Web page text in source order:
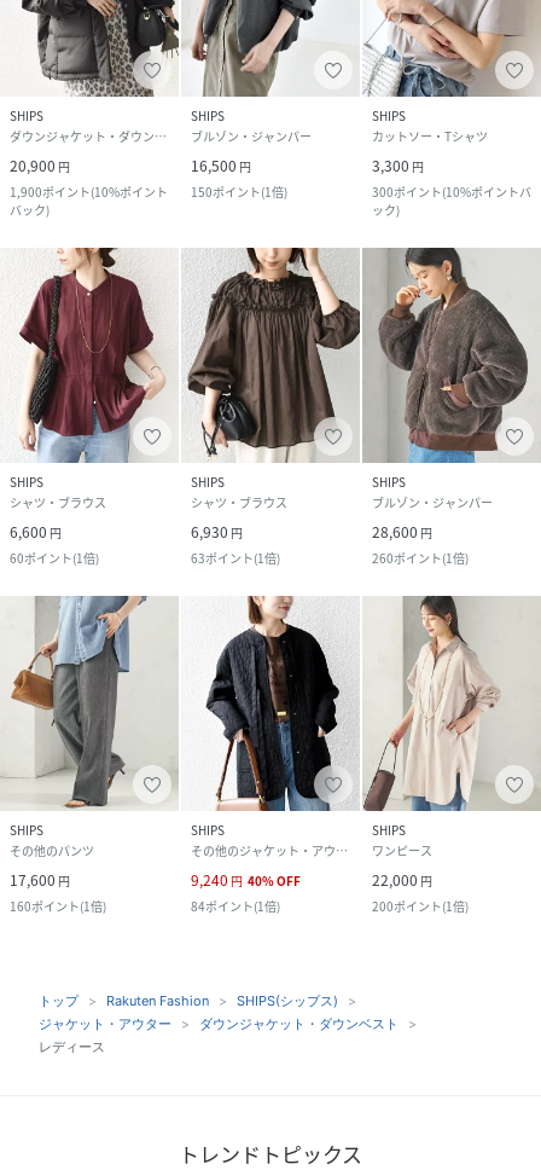
SHIPS
ダウンジャケット・ダウンベスト
20,900 円
1,900ポイント(10%ポイント
バック)
SHIPS
ブルゾン・ジャンパー
16,500 円
150ポイント(1倍)
SHIPS
カットソー・Tシャツ
3,300 円
300ポイント(10%ポイントバ
ック)
SHIPS
シャツ・ブラウス
6,600 円
60ポイント(1倍)
SHIPS
シャツ・ブラウス
6,930 円
63ポイント(1倍)
SHIPS
ブルゾン・ジャンパー
28,600 円
260ポイント(1倍)
SHIPS
その他のパンツ
17,600 円
160ポイント(1倍)
SHIPS
その他のジャケット・アウター
9,240 円 40%OFF
84ポイント(1倍)
SHIPS
ワンピース
22,000 円
200ポイント(1倍)
トップ Rakuten Fashion
SHIPS(シップス)
ジャケット・アウター
ダウンジャケット・ダウンベスト
レディース
トレンドトピックス